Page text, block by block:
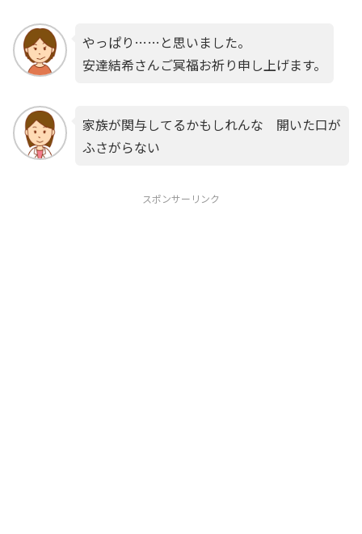
やっぱり……と思いました。
安達結希さんご冥福お祈り申し上げます。
家族が関与してるかもしれんな 開いた口が
ふさがらない
スポンサーリンク